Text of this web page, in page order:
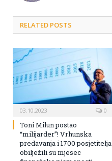
RELATED POSTS
03.10.2023 0
Toni Milun postao
“milijarder”! Vrhunska
predavanja i 1700 posjetitelja
obilježili su mjesec